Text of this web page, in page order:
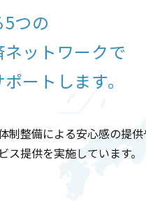
つの
ットワークで
ートします。
制整備による安心感の提供
ス提供を実施しています。